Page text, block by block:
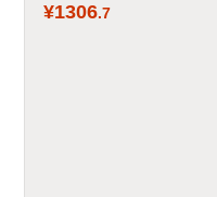
¥1306.7